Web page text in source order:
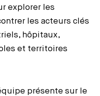
explorer les
les acteurs clés
hôpitaux,
et territoires
présente sur le